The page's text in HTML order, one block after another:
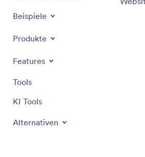
Beispiele
Produkte
Features
Tools
KI Tools
Alternativen